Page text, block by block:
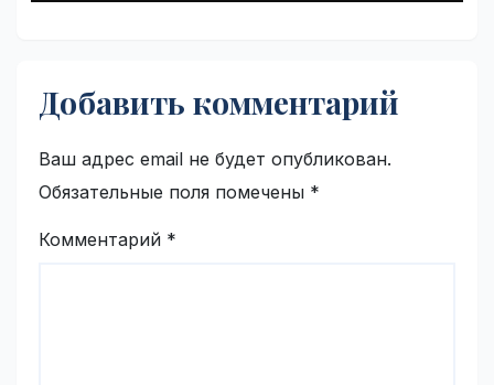
Добавить комментарий
Ваш адрес email не будет опубликован.
Обязательные поля помечены *
Комментарий *